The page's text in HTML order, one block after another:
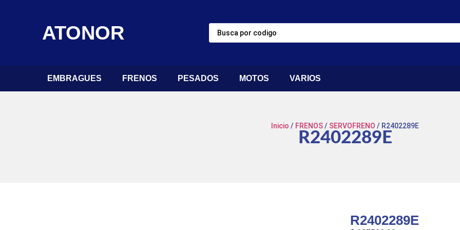
ATONOR
EMBRAGUES FRENOS PESADOS MOTOS VARIOS
Inicio / FRENOS/ SERVOFRENO / R2402289E
R2402289E
R2402289E